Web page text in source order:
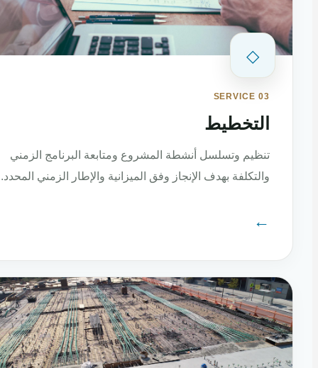
◇
SERVICE 03
التخطيط
تنظيم وتسلسل أنشطة المشروع ومتابعة البرنامج الزمني
والتكلفة بهدف الإنجاز وفق الميزانية والإطار الزمني المحدد.